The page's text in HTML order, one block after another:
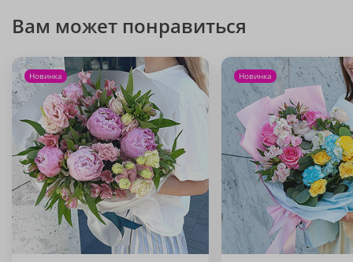
Вам может понравиться
Новинка Новинка